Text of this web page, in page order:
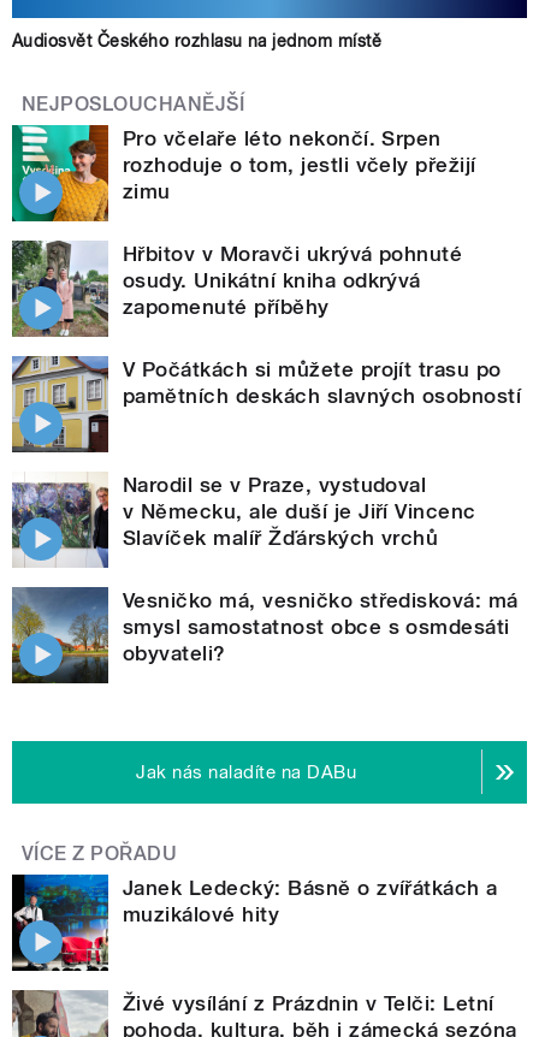
Audiosvět Českého rozhlasu na jednom místě
NEJPOSLOUCHANĚJŠÍ
Pro včelaře léto nekončí. Srpen
rozhoduje o tom, jestli včely přežijí
zimu
Hřbitov v Moravči ukrývá pohnuté
osudy. Unikátní kniha odkrývá
zapomenuté příběhy
V Počátkách si můžete projít trasu po
pamětních deskách slavných osobností
Narodil se v Praze, vystudoval
v Německu, ale duší je Jiří Vincenc
Slavíček malíř Žďárských vrchů
Vesničko má, vesničko středisková: má
smysl samostatnost obce s osmdesáti
obyvateli?
Jak nás naladíte na DABu
VÍCE Z POŘADU
Janek Ledecký: Básně o zvířátkách a
muzikálové hity
Živé vysílání z Prázdnin v Telči: Letní
pohoda, kultura, běh i zámecká sezóna